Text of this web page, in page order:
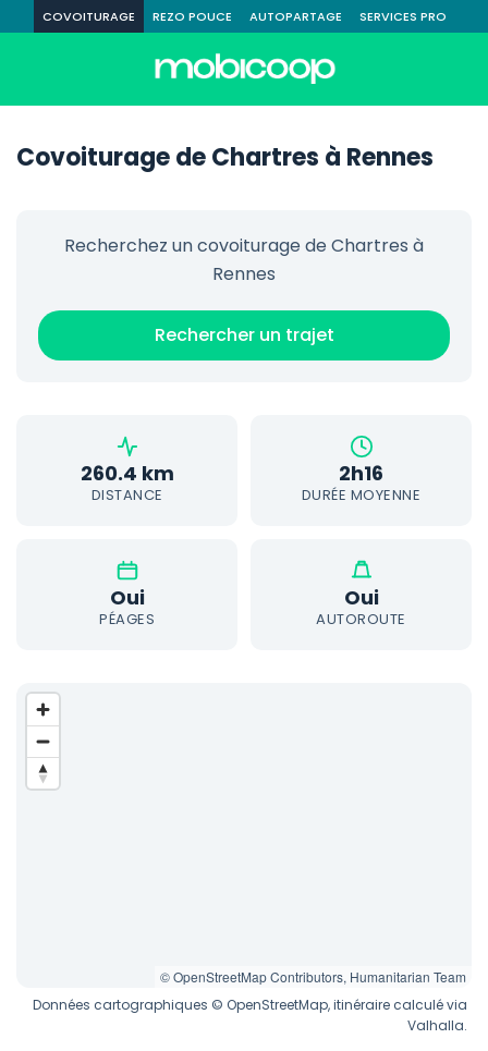
COVOITURAGE REZO POUCE AUTOPARTAGE SERVICES PRO
Covoiturage de Chartres à Rennes
Recherchez un covoiturage de Chartres à
Rennes
Rechercher un trajet
260.4 km
DISTANCE
2h16
DURÉE MOYENNE
Oui
PÉAGES
Oui
AUTOROUTE
© OpenStreetMap Contributors, Humanitarian Team
Données cartographiques © OpenStreetMap, itinéraire calculé via
Valhalla.